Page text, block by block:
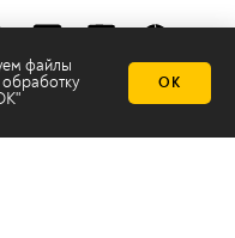
файлы
обработку
ОК